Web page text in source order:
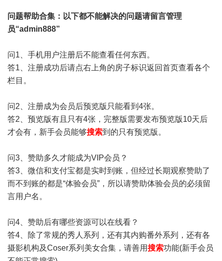
问题帮助合集 ：以下都不能解决的问题请留言管理
员“admin888”
问1、手机用户注册后不能查看任何东西。
答1、注册成功后请点右上角的房子标识返回首页查看各个
栏目。
问2、注册成为会员后预览版只能看到4张。
答2、预览版有且只有4张，完整版需要发布预览版10天后
才会有，新手会员能够搜索到的只有预览版。
问3、赞助多久才能成为VIP会员？
答3、微信和支付宝都是实时到账，但经过长期观察赞助了
而不到账的都是“体验会员”，所以请赞助体验会员的必须留
言用户名。
问4、赞助后有哪些资源可以在线看？
答4、除了常规的秀人系列，还有其内购番外系列，还有各
摄影机构及Coser系列美女合集，请善用搜索功能(新手会员